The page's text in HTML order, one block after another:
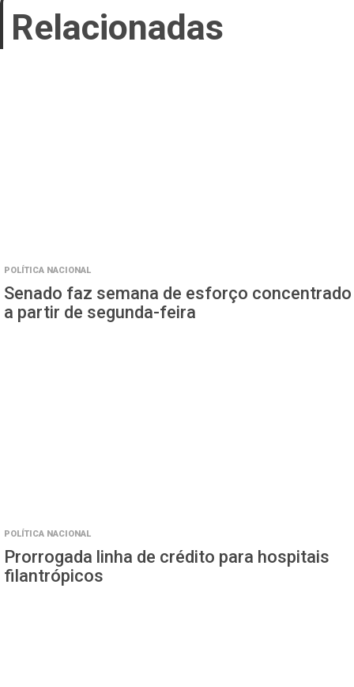
Relacionadas
POLÍTICA NACIONAL
Senado faz semana de esforço concentrado
a partir de segunda-feira
POLÍTICA NACIONAL
Prorrogada linha de crédito para hospitais
filantrópicos